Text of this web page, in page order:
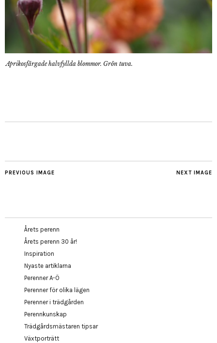
Aprikosfärgade halvfyllda blommor. Grön tuva.
NEXT IMAGE
PREVIOUS IMAGE
Årets perenn
Årets perenn 30 år!
Inspiration
Nyaste artiklarna
Perenner A-Ö
Perenner för olika lägen
Perenner i trädgården
Perennkunskap
Trädgårdsmästaren tipsar
Växtporträtt